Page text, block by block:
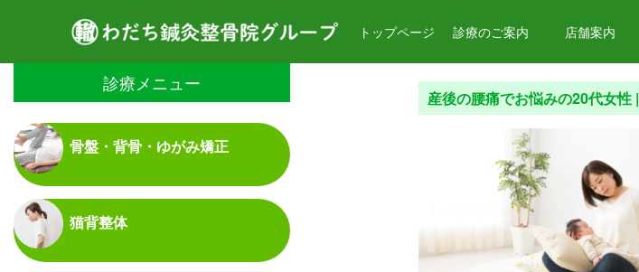
トップページ 診療のご案内 店舗案内
産後の腰痛でお悩みの20代女性 |
診療メニュー
骨盤・背骨・ゆがみ矯正
猫背整体